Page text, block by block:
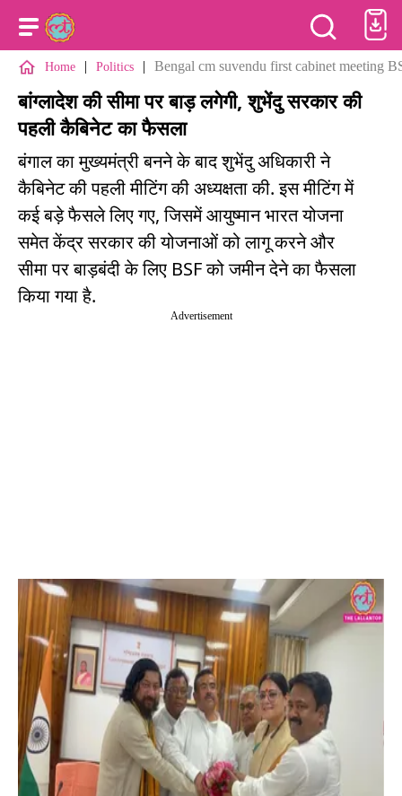
Home | Politics | Bengal cm suvendu first cabinet meeting
बांग्लादेश की सीमा पर बाड़ लगेगी, शुभेंदु सरकार की
पहली कैबिनेट का फैसला
बंगाल का मुख्यमंत्री बनने के बाद शुभेंदु अधिकारी ने
कैबिनेट की पहली मीटिंग की अध्यक्षता की. इस मीटिंग में
कई बड़े फैसले लिए गए, जिसमें आयुष्मान भारत योजना
समेत केंद्र सरकार की योजनाओं को लागू करने और
सीमा पर बाड़बंदी के लिए BSF को जमीन देने का फैसला
किया गया है.
Advertisement